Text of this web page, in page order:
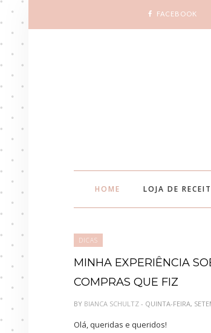
FACEBOOK
HOME LOJA DE
DICAS
MINHA EXPERIÊNCIA
COMPRAS QUE FIZ
BY BIANCA SCHULTZ - QUINTA-FEIRA,
Olá, queridas e queridos!